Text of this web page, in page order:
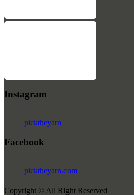
Instagram
picktheyarn
Facebook
picktheyarn.com
Copyright © All Right Reserved